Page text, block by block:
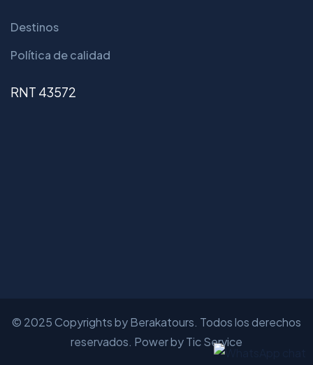
Destinos
Política de calidad
RNT 43572
© 2025 Copyrights by Berakatours. Todos los derechos
reservados. Power by Tic Service